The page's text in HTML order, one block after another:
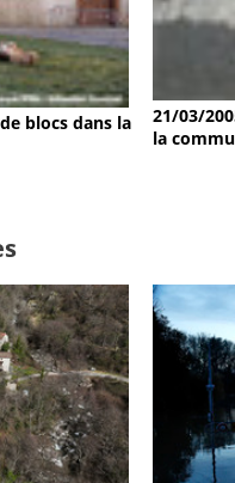
blocs dans la
21/03/
la